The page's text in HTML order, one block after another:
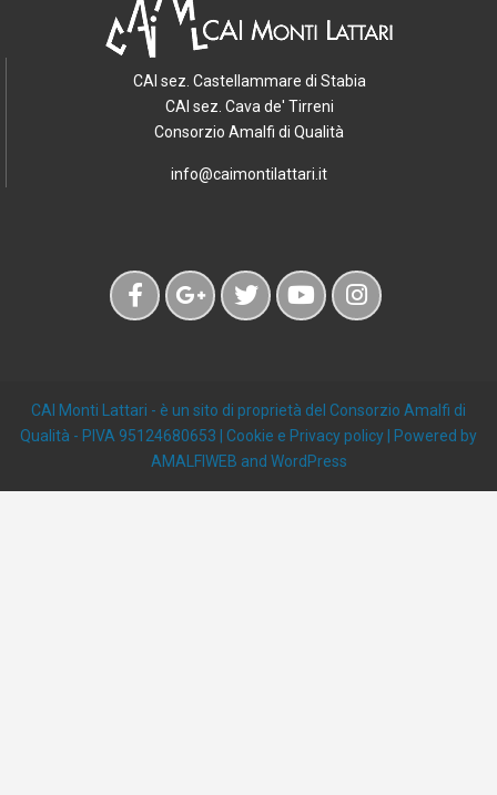
CAI sez. Castellammare di Stabia
CAI sez. Cava de' Tirreni
Consorzio Amalfi di Qualità
info@caimontilattari.it
CAI Monti Lattari - è un sito di proprietà del Consorzio Amalfi di
Qualità - PIVA 95124680653 | Cookie e Privacy policy| Powered by
AMALFIWEB and WordPress